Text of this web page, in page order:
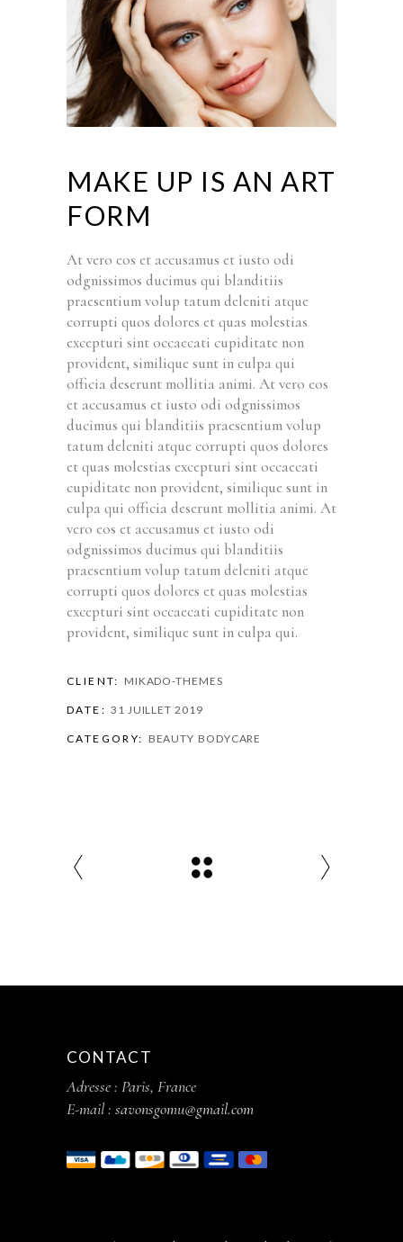
MAKE UP IS AN ART
FORM
At vero eos et accusamus et iusto odi
odgnissimos ducimus qui blanditiis
praesentium volup tatum deleniti atque
corrupti quos dolores et quas molestias
excepturi sint occaecati cupiditate non
provident, similique sunt in culpa qui
officia deserunt mollitia animi. At vero eos
et accusamus et iusto odi odgnissimos
ducimus qui blanditiis praesentium volup
tatum deleniti atque corrupti quos dolores
et quas molestias excepturi sint occaecati
cupiditate non provident, similique sunt in
culpa qui officia deserunt mollitia animi. At
vero eos et accusamus et iusto odi
odgnissimos ducimus qui blanditiis
praesentium volup tatum deleniti atque
corrupti quos dolores et quas molestias
excepturi sint occaecati cupiditate non
provident, similique sunt in culpa qui.
CLIENT: MIKADO-THEMES
DATE: 31 JUILLET 2019
CATEGORY: BEAUTY BODYCARE
CONTACT
Adresse : Paris, France
E-mail : savonsgomu@gmail.com